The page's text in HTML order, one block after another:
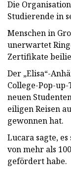
Die
Studierende in
Menschen in
unerwartet
Zertifikate
Der „Elisa“-
College-Pop-
neuen
eiligen Reisen
gewonnen hat.
Lucara sagte,
von mehr als
gefördert habe.